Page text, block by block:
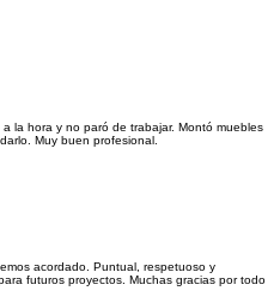
la hora y no paró de trabajar. Montó muebles
Muy buen profesional.
acordado. Puntual, respetuoso y
futuros proyectos. Muchas gracias por todo